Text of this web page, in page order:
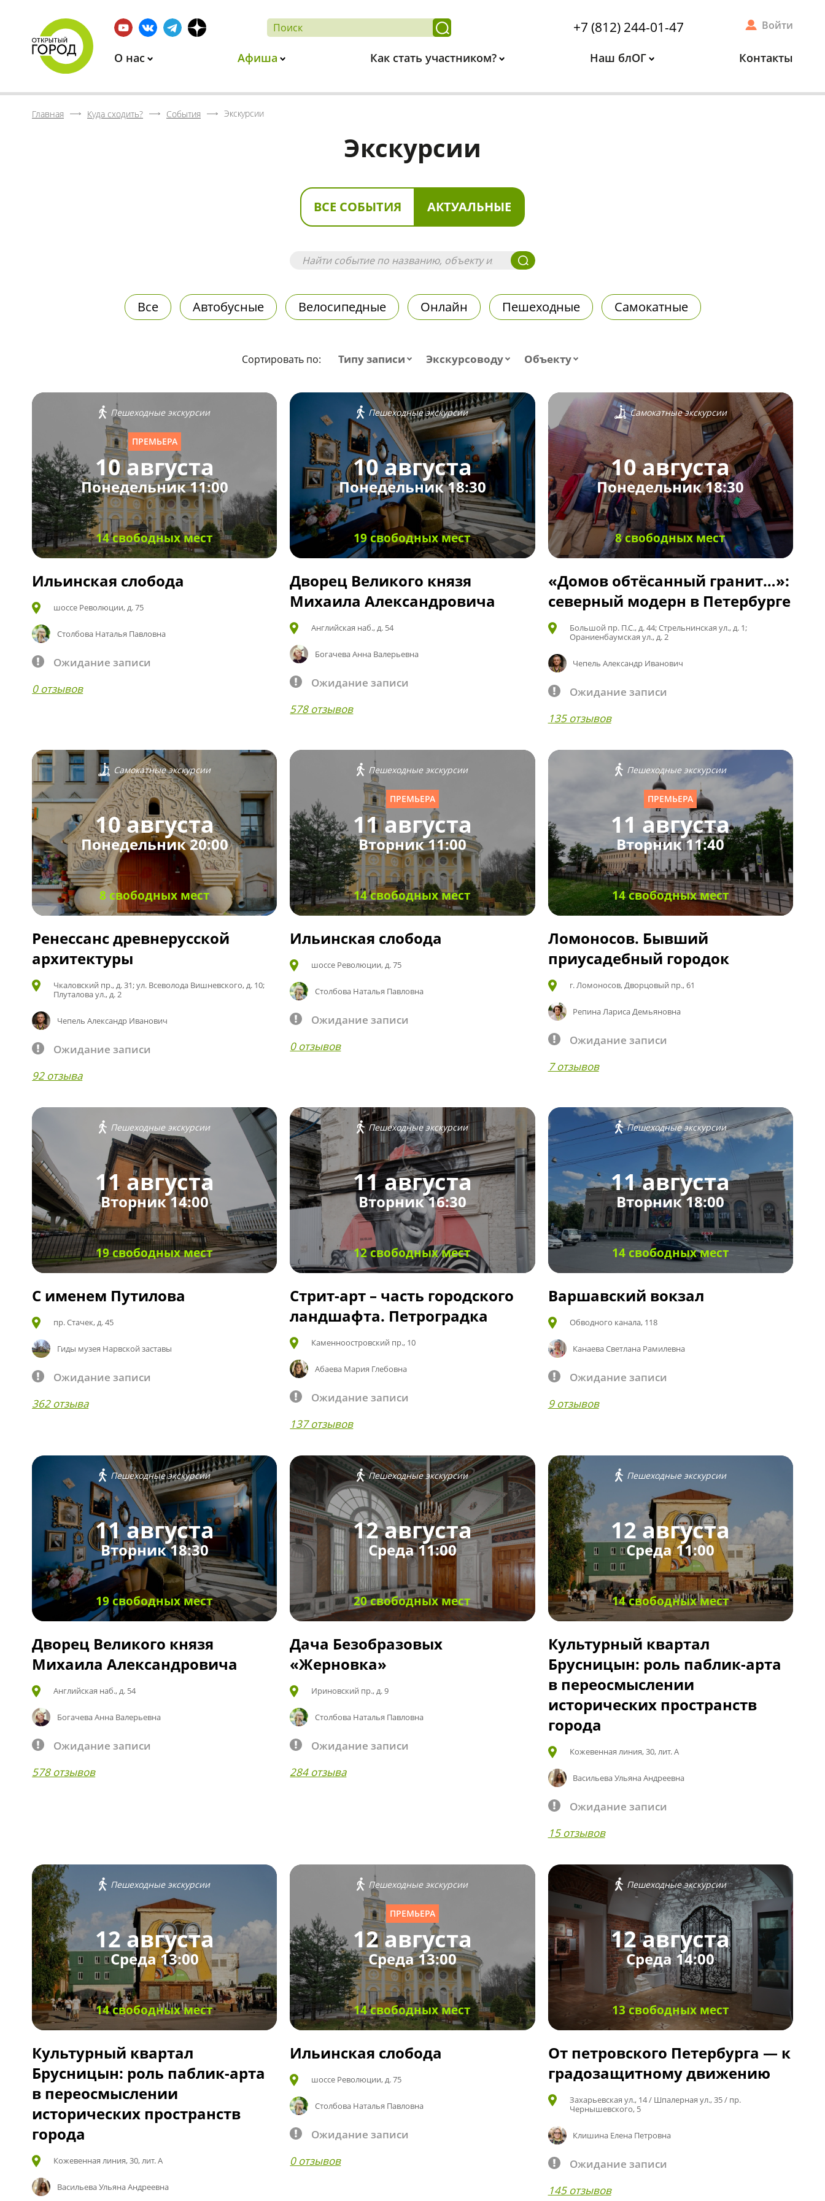
+7 (812) 244-01-47 Войти
О нас Афиша Как стать участником? Наш блОГ Контакты
Главная Куда сходить? События Экскурсии
Экскурсии
ВСЕ СОБЫТИЯ АКТУАЛЬНЫЕ
Все Автобусные Велосипедные Онлайн Пешеходные Самокатные
Сортировать по: Типу записи Экскурсоводу Объекту
Пешеходные экскурсии
ПРЕМЬЕРА
10 августа
Понедельник 11:00
14 свободных мест
Ильинская слобода
шоссе Революции, д. 75
Столбова Наталья Павловна
Ожидание записи
0 отзывов
Пешеходные экскурсии
10 августа
Понедельник 18:30
19 свободных мест
Дворец Великого князя
Михаила Александровича
Английская наб., д. 54
Богачева Анна Валерьевна
Ожидание записи
578 отзывов
Самокатные экскурсии
10 августа
Понедельник 18:30
8 свободных мест
«Домов обтёсанный гранит…»:
северный модерн в Петербурге
Большой пр. П.С., д. 44; Стрельнинская ул., д. 1;
Ораниенбаумская ул., д. 2
Чепель Александр Иванович
Ожидание записи
135 отзывов
Самокатные экскурсии
10 августа
Понедельник 20:00
8 свободных мест
Ренессанс древнерусской
архитектуры
Чкаловский пр., д. 31; ул. Всеволода Вишневского, д. 10;
Плуталова ул., д. 2
Чепель Александр Иванович
Ожидание записи
92 отзыва
Пешеходные экскурсии
ПРЕМЬЕРА
11 августа
Вторник 11:00
14 свободных мест
Ильинская слобода
шоссе Революции, д. 75
Столбова Наталья Павловна
Ожидание записи
0 отзывов
Пешеходные экскурсии
ПРЕМЬЕРА
11 августа
Вторник 11:40
14 свободных мест
Ломоносов. Бывший
приусадебный городок
г. Ломоносов, Дворцовый пр., 61
Репина Лариса Демьяновна
Ожидание записи
7 отзывов
Пешеходные экскурсии
11 августа
Вторник 14:00
19 свободных мест
С именем Путилова
пр. Стачек, д. 45
Гиды музея Нарвской заставы
Ожидание записи
362 отзыва
Пешеходные экскурсии
11 августа
Вторник 16:30
12 свободных мест
Стрит-арт – часть городского
ландшафта. Петроградка
Каменноостровский пр., 10
Абаева Мария Глебовна
Ожидание записи
137 отзывов
Пешеходные экскурсии
11 августа
Вторник 18:00
14 свободных мест
Варшавский вокзал
Обводного канала, 118
Канаева Светлана Рамилевна
Ожидание записи
9 отзывов
Пешеходные экскурсии
11 августа
Вторник 18:30
19 свободных мест
Дворец Великого князя
Михаила Александровича
Английская наб., д. 54
Богачева Анна Валерьевна
Ожидание записи
578 отзывов
Пешеходные экскурсии
12 августа
Среда 11:00
20 свободных мест
Дача Безобразовых
«Жерновка»
Ириновский пр., д. 9
Столбова Наталья Павловна
Ожидание записи
284 отзыва
Пешеходные экскурсии
12 августа
Среда 11:00
14 свободных мест
Культурный квартал
Брусницын: роль паблик-арта
в переосмыслении
исторических пространств
города
Кожевенная линия, 30, лит. А
Васильева Ульяна Андреевна
Ожидание записи
15 отзывов
Пешеходные экскурсии
12 августа
Среда 13:00
14 свободных мест
Культурный квартал
Брусницын: роль паблик-арта
в переосмыслении
исторических пространств
города
Кожевенная линия, 30, лит. А
Васильева Ульяна Андреевна
Пешеходные экскурсии
ПРЕМЬЕРА
12 августа
Среда 13:00
14 свободных мест
Ильинская слобода
шоссе Революции, д. 75
Столбова Наталья Павловна
Ожидание записи
0 отзывов
Пешеходные экскурсии
12 августа
Среда 14:00
13 свободных мест
От петровского Петербурга — к
градозащитному движению
Захарьевская ул., 14 / Шпалерная ул., 35 / пр.
Чернышевского, 5
Клишина Елена Петровна
Ожидание записи
145 отзывов